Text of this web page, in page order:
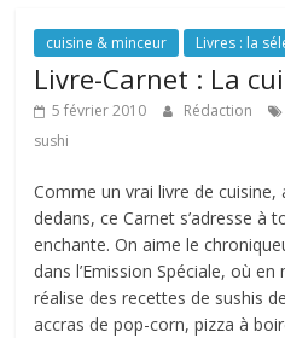
cuisine & minceur Livres : la
Livre-Carnet : La
5 février 2010 Rédaction
sushi
Comme un vrai livre de cuisine,
dedans, ce Carnet s’adresse à
enchante. On aime le
dans l’Emission Spéciale, où
réalise des recettes de sushis
accras de pop-corn, pizza à